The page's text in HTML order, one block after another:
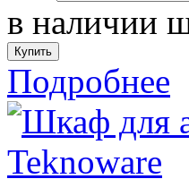
в наличии
Подробнее